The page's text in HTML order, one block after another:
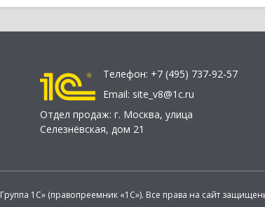
Телефон: +7 (495) 737-92-57
Email: site_v8@1c.ru
Отдел продаж: г. Москва, улица
Селезнёвская, дом 21
1С» (правопреемник «1С»). Все права на сайт